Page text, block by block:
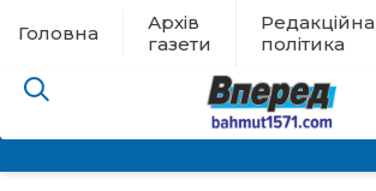
Головна
Архів
газети
Редакційна
політика